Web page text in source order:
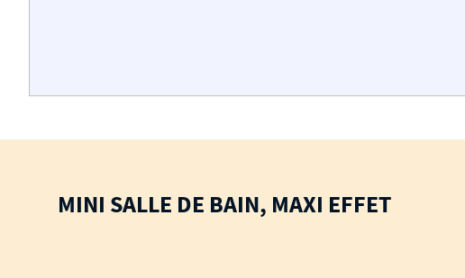
MINI SALLE DE BAIN, MAXI EFFET